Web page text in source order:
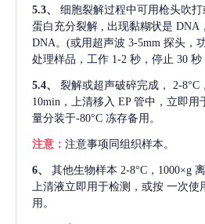
5.3、
细胞裂解过程中可用枪头吹
蛋白充分裂解
, 出现黏糊状是
DNA。(或用超声波 3-5mm 探头，
处理样品，工作 1-2 秒，停止 30 秒
5.4、 裂解或超声破碎完成，
2-8°C
10min，上清移入 EP 管中，立即用
量分装于-80°C 冻存备用。
注意： 注意事项同组织样本。
6、 其他生物样本 2-8°C，1000×g
上清液立即用于检测，或按 一次使
用。